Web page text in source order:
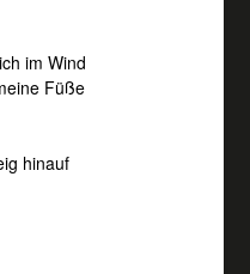
im Wind
Füße
hinauf